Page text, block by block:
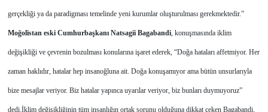
gerçekliği ya da paradigması temelinde yeni kurumlar oluşturulması gerekmektedir.”
Moğolistan eski Cumhurbaşkanı Natsagii Bagabandi, konuşmasında iklim
değişikliği ve çevrenin bozulması konularına işaret ederek, “Doğa hataları affetmiyor. Her
zaman haklıdır, hatalar hep insanoğluna ait. Doğa konuşamıyor ama bütün unsurlarıyla
bize mesajlar veriyor. Biz hatalar yapınca uyarılar veriyor, biz bunları duymuyoruz”
dedi.İklim değişikliğinin tüm insanlığın ortak sorunu olduğuna dikkat çeken Bagabandi,